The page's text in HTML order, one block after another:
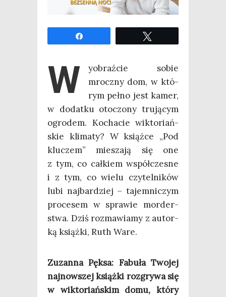
W
yobraź­cie sobie
mrocz­ny dom, w któ­
rym peł­no jest kamer,
w dodat­ku oto­czo­ny tru­ją­cym
ogro­dem. Kocha­cie wik­to­riań­
skie kli­ma­ty? W książ­ce „Pod
klu­czem” mie­sza­ją się one
z tym, co cał­kiem współ­cze­sne
i z tym, co wie­lu czy­tel­ni­ków
lubi naj­bar­dziej – tajem­ni­czym
pro­ce­sem w spra­wie mor­der­
stwa. Dziś roz­ma­wia­my z autor­
ką książ­ki, Ruth Ware.
Zuzan­na Pęk­sa: Fabu­ła Two­jej
naj­now­szej książ­ki roz­gry­wa się
w wik­to­riań­skim domu, któ­ry